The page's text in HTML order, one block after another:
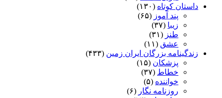
داستان کوتاه (۱۳۰)
پند آموز (۶۵)
زیبا (۳۷)
طنز (۳۱)
عشق (۱۱)
زندگینامه بزرگان ایران زمین (۴۳۳)
پزشکان (۱۵)
خطاط (۳۷)
خواننده (۵)
روزنامه نگار (۶)